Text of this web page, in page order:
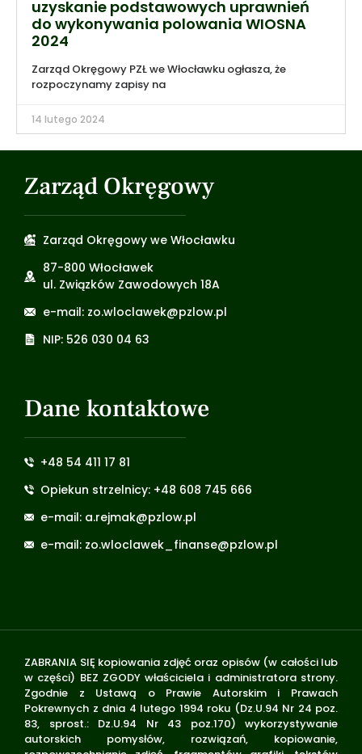
uzyskanie podstawowych uprawnień
do wykonywania polowania WIOSNA
2024
Zarząd Okręgowy PZŁ we Włocławku ogłasza, że
rozpoczynamy zapisy na
14 lutego 2024
Zarząd Okręgowy
Zarząd Okręgowy we Włocławku
87-800 Włocławek
ul. Związków Zawodowych 18A
e-mail: zo.wloclawek@pzlow.pl
NIP: 526 030 04 63
Dane kontaktowe
+48 54 411 17 81
Opiekun strzelnicy: +48 608 745 666
e-mail: a.rejmak@pzlow.pl
e-mail: zo.wloclawek_finanse@pzlow.pl
ZABRANIA SIĘ kopiowania zdjęć oraz opisów (w całości lub
w części) BEZ ZGODY właściciela i administratora strony.
Zgodnie z Ustawą o Prawie Autorskim i Prawach
Pokrewnych z dnia 4 lutego 1994 roku (Dz.U.94 Nr 24 poz.
83, sprost.: Dz.U.94 Nr 43 poz.170) wykorzystywanie
autorskich pomysłów, rozwiązań, kopiowanie,